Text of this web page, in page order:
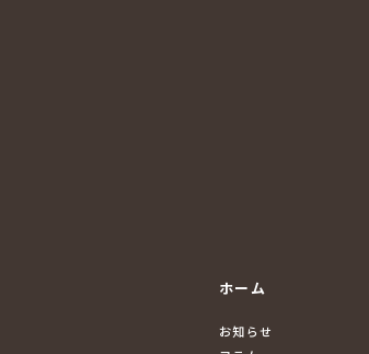
ホーム
お知らせ